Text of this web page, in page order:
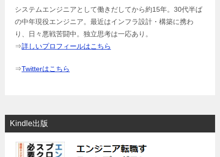
システムエンジニアとして働きだしてから約15年。30代半ば
の中年現役エンジニア。最近はインフラ設計・構築に携わ
り、日々悪戦苦闘中。独立思考は一応あり。
⇒詳しいプロフィールはこちら
⇒Twitterはこちら
Kindle出版